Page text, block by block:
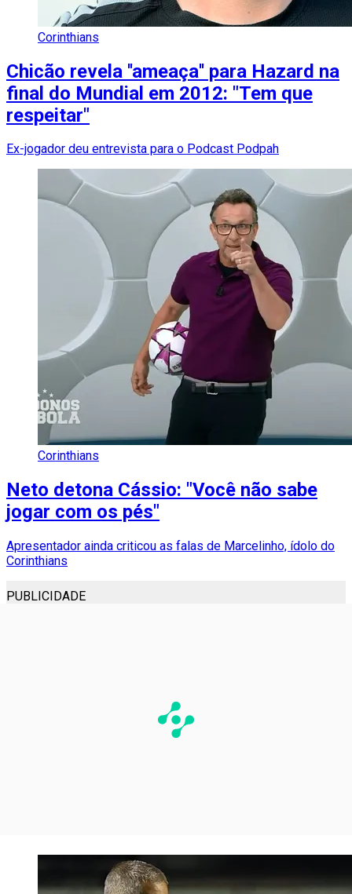
Corinthians
Chicão revela ''ameaça'' para Hazard na
final do Mundial em 2012: "Tem que
respeitar"
Ex-jogador deu entrevista para o Podcast Podpah
Corinthians
Neto detona Cássio: "Você não sabe
jogar com os pés"
Apresentador ainda criticou as falas de Marcelinho, ídolo do
Corinthians
PUBLICIDADE